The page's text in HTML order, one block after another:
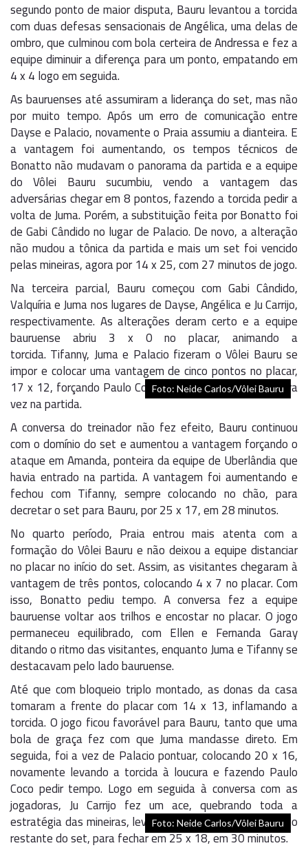
segundo ponto de maior disputa, Bauru levantou a torcida
com duas defesas sensacionais de Angélica, uma delas de
ombro, que culminou com bola certeira de Andressa e fez a
equipe diminuir a diferença para um ponto, empatando em
4 x 4 logo em seguida.
As bauruenses até assumiram a liderança do set, mas não
por muito tempo. Após um erro de comunicação entre
Dayse e Palacio, novamente o Praia assumiu a dianteira. E
a vantagem foi aumentando, os tempos técnicos de
Bonatto não mudavam o panorama da partida e a equipe
do Vôlei Bauru sucumbiu, vendo a vantagem das
adversárias chegar em 8 pontos, fazendo a torcida pedir a
volta de Juma. Porém, a substituição feita por Bonatto foi
de Gabi Cândido no lugar de Palacio. De novo, a alteração
não mudou a tônica da partida e mais um set foi vencido
pelas mineiras, agora por 14 x 25, com 27 minutos de jogo.
Na terceira parcial, Bauru começou com Gabi Cândido,
Valquíria e Juma nos lugares de Dayse, Angélica e Ju Carrijo,
respectivamente. As alterações deram certo e a equipe
bauruense abriu 3 x 0 no placar, animando a
torcida. Tifanny, Juma e Palacio fizeram o Vôlei Bauru se
impor e colocar uma vantagem de cinco pontos no placar,
17 x 12, forçando Paulo Coco a pedir tempo pela primeira
vez na partida.
Foto: Neide Carlos/Vôlei Bauru
A conversa do treinador não fez efeito, Bauru continuou
com o domínio do set e aumentou a vantagem forçando o
ataque em Amanda, ponteira da equipe de Uberlândia que
havia entrado na partida. A vantagem foi aumentando e
fechou com Tifanny, sempre colocando no chão, para
decretar o set para Bauru, por 25 x 17, em 28 minutos.
No quarto período, Praia entrou mais atenta com a
formação do Vôlei Bauru e não deixou a equipe distanciar
no placar no início do set. Assim, as visitantes chegaram à
vantagem de três pontos, colocando 4 x 7 no placar. Com
isso, Bonatto pediu tempo. A conversa fez a equipe
bauruense voltar aos trilhos e encostar no placar. O jogo
permaneceu equilibrado, com Ellen e Fernanda Garay
ditando o ritmo das visitantes, enquanto Juma e Tifanny se
destacavam pelo lado bauruense.
Até que com bloqueio triplo montado, as donas da casa
tomaram a frente do placar com 14 x 13, inflamando a
torcida. O jogo ficou favorável para Bauru, tanto que uma
bola de graça fez com que Juma mandasse direto. Em
seguida, foi a vez de Palacio pontuar, colocando 20 x 16,
novamente levando a torcida à loucura e fazendo Paulo
Coco pedir tempo. Logo em seguida à conversa com as
jogadoras, Ju Carrijo fez um ace, quebrando toda a
estratégia das mineiras, levando Bauru a ter o controle do
restante do set, para fechar em 25 x 18, em 30 minutos.
Foto: Neide Carlos/Vôlei Bauru